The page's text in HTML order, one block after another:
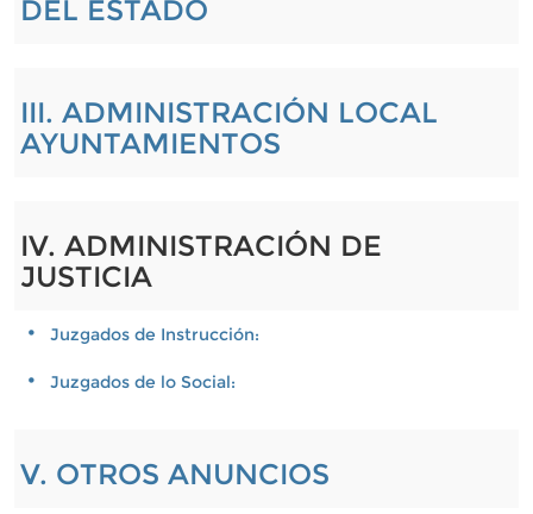
DEL ESTADO
III. ADMINISTRACIÓN LOCAL
AYUNTAMIENTOS
IV. ADMINISTRACIÓN DE
JUSTICIA
Juzgados de Instrucción:
Juzgados de lo Social:
V. OTROS ANUNCIOS